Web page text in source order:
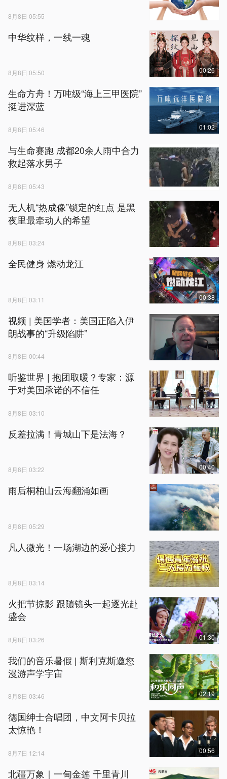
8月8日 05:55
中华纹样，一线一魂
8月8日 05:50 00:26
生命方舟！万吨级“海上三甲医院”
挺进深蓝
8月8日 05:46 01:02
与生命赛跑 成都20余人雨中合力
救起落水男子
8月8日 05:43
无人机“热成像”锁定的红点 是黑
夜里最牵动人的希望
8月8日 03:24
全民健身 燃动龙江
8月8日 03:11 00:38
视频 | 美国学者：美国正陷入伊
朗战事的“升级陷阱”
8月8日 00:44
听鉴世界 | 抱团取暖？专家：源
于对美国承诺的不信任
8月8日 03:10
反差拉满！青城山下是法海？
8月8日 03:22 00:40
雨后桐柏山云海翻涌如画
8月8日 05:29
凡人微光！一场湖边的爱心接力
8月8日 03:14
火把节掠影 跟随镜头一起逐光赴
盛会
8月8日 03:26 01:30
我们的音乐暑假 | 斯利克斯邀您
漫游声学宇宙
8月8日 03:46 02:19
德国绅士合唱团，中文阿卡贝拉
太惊艳！
8月7日 12:14 00:56
北疆万象｜一甸金莲 千里青川